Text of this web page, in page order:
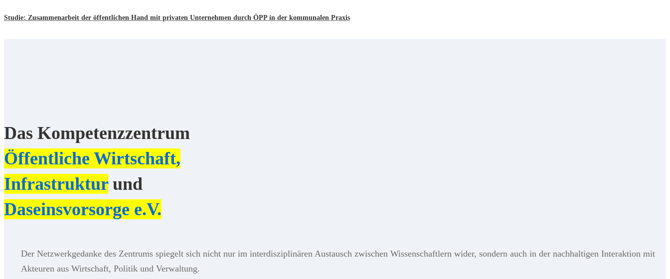
Studie: Zusammenarbeit der öffentlichen Hand mit privaten Unternehmen durch ÖPP in der kommunalen Praxis
Das Kompetenzzentrum
Öffentliche Wirtschaft,
Infrastrukturund
Daseinsvorsorge e.V.
Der Netzwerkgedanke des Zentrums spiegelt sich nicht nur im interdisziplinären Austausch zwischen Wissenschaftlern wider, sondern auch in der nachhaltigen Interaktion mit
Akteuren aus Wirtschaft, Politik und Verwaltung.